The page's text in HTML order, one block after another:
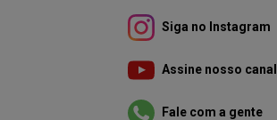
Siga no Instagram
Assine nosso canal
Fale com a gente